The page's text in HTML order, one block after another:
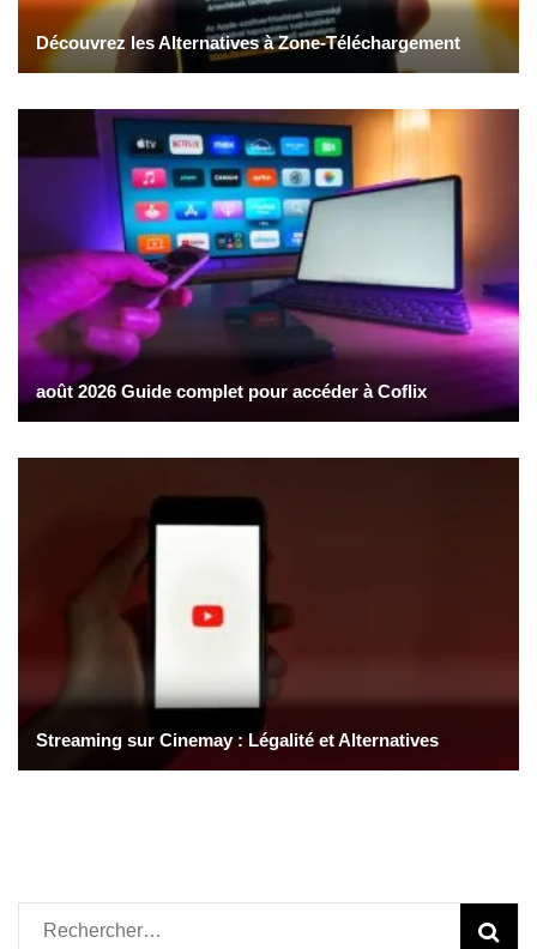
Découvrez les Alternatives à Zone-Téléchargement
août 2026 Guide complet pour accéder à Coflix
Streaming sur Cinemay : Légalité et Alternatives
Rechercher :